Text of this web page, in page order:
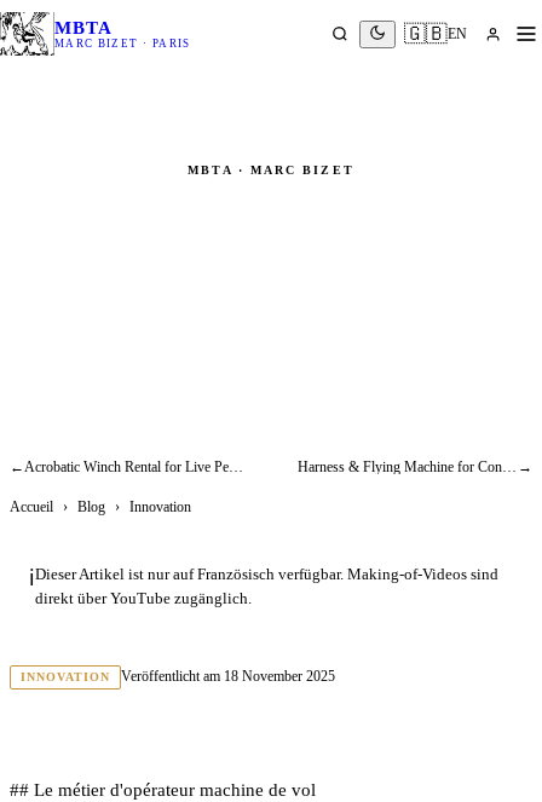
MBTA
MARC BIZET · PARIS 🇬🇧EN
MBTA · MARC BIZET
← Harness & Flying Machine for Concerts: How Artists Soar Above the Stage →
Accueil › Blog › Innovation
ℹ️Dieser Artikel ist nur auf Französisch verfügbar. Making-of-Videos sind
direkt über YouTube zugänglich.
INNOVATION Veröffentlicht am 18 November 2025
## Le métier d'opérateur machine de vol